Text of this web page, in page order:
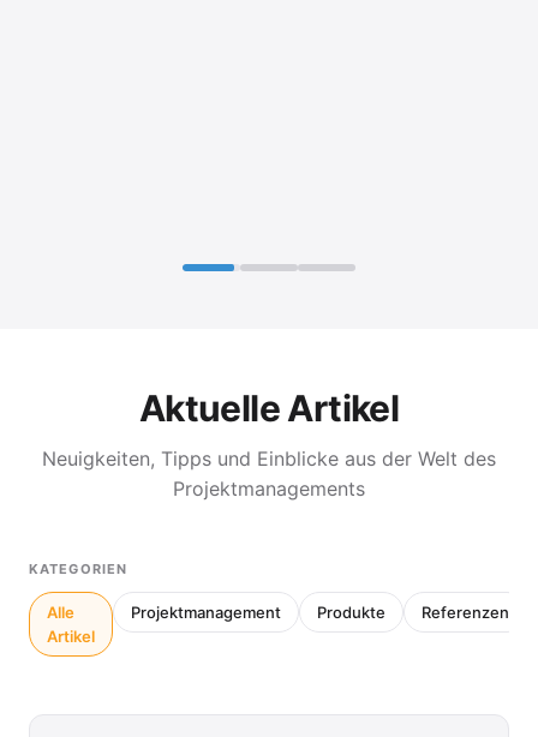
Aktuelle Artikel
Neuigkeiten, Tipps und Einblicke aus der Welt des
Projektmanagements
KATEGORIEN
Alle
Artikel
Projektmanagement Produkte Referenzen